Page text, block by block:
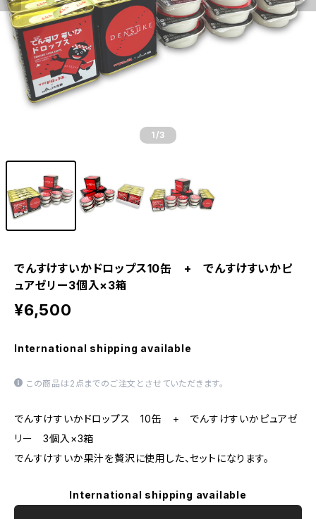
1 /3
でんすけすいかドロップス10缶 + でんすけすいかピ
ュアゼリー3個入×3箱
¥6,500
International shipping available
この商品は2点までのご注文とさせていただきます。
でんすけすいかドロップス 10缶 + でんすけすいかピュアゼ
リー 3個入×3箱
でんすけすいか果汁を贅沢に使用した、セットになります。
International shipping available